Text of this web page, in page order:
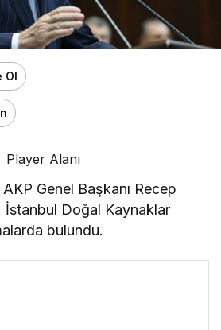
Ol
Player Alanı
Genel Başkanı Recep
İstanbul Doğal Kaynaklar
bulundu.